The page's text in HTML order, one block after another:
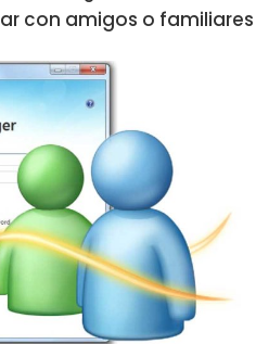
con amigos o familiares